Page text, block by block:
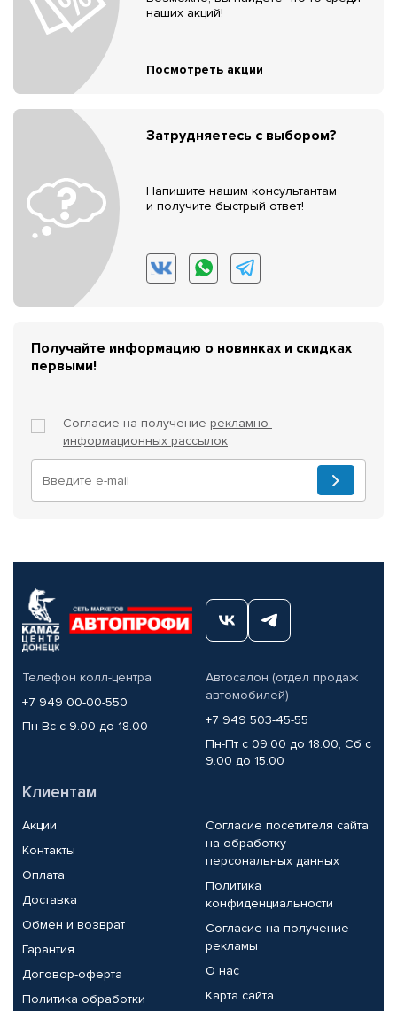
наших акций!
Посмотреть акции
Затрудняетесь с выбором?
Напишите нашим консультантам
и получите быстрый ответ!
Получайте информацию о новинках и скидках
первыми!
Согласие на получение рекламно-
информационных рассылок
Телефон колл-центра
+7 949 00-00-550
Пн-Вс с 9.00 до 18.00
Автосалон (отдел продаж
автомобилей)
+7 949 503-45-55
Пн-Пт с 09.00 до 18.00, Сб с
9.00 до 15.00
Клиентам
Акции
Контакты
Оплата
Доставка
Обмен и возврат
Гарантия
Договор-оферта
Политика обработки
Согласие посетителя сайта
на обработку
персональных данных
Политика
конфиденциальности
Согласие на получение
рекламы
О нас
Карта сайта